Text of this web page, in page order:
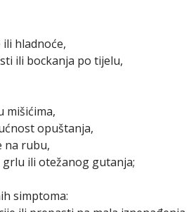
hladnoće,
ili bockanja po tijelu,
mišićima,
opuštanja,
na rubu,
grlu ili otežanog gutanja;
simptoma: